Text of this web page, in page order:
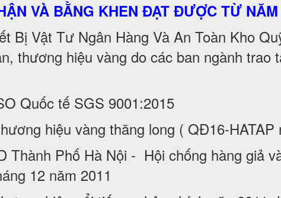
VÀ BẰNG KHEN ĐẠT ĐƯỢC TỪ
Bị Vật Tư Ngân Hàng Và An Toàn Kho
thương hiệu vàng do các ban ngành
Quốc tế SGS 9001:2015
hiệu vàng thăng long ( QĐ16-HATAP
Phố Hà Nội - Hội chống hàng giả
12 năm 2011